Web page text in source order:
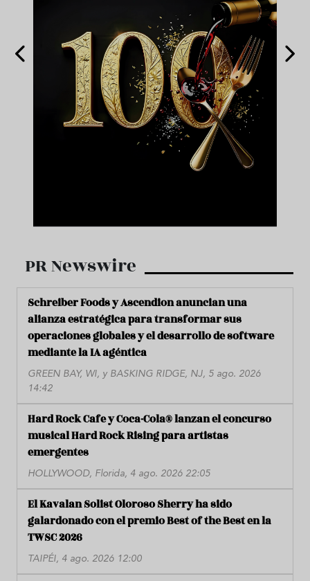
PR Newswire
Schreiber Foods y Ascendion anuncian una
alianza estratégica para transformar sus
operaciones globales y el desarrollo de software
mediante la IA agéntica
GREEN BAY, WI, y BASKING RIDGE, NJ, 5 ago. 2026
14:42
Hard Rock Cafe y Coca-Cola® lanzan el concurso
musical Hard Rock Rising para artistas
emergentes
HOLLYWOOD, Florida, 4 ago. 2026 22:05
El Kavalan Solist Oloroso Sherry ha sido
galardonado con el premio Best of the Best en la
TWSC 2026
TAIPÉI, 4 ago. 2026 12:00